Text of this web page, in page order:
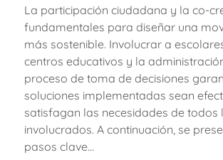
La participación ciudadana y la co-
fundamentales para diseñar una
más sostenible. Involucrar a
centros educativos y la
proceso de toma de decisiones
soluciones implementadas sean
satisfagan las necesidades de todos
involucrados. A continuación, se
pasos clave…